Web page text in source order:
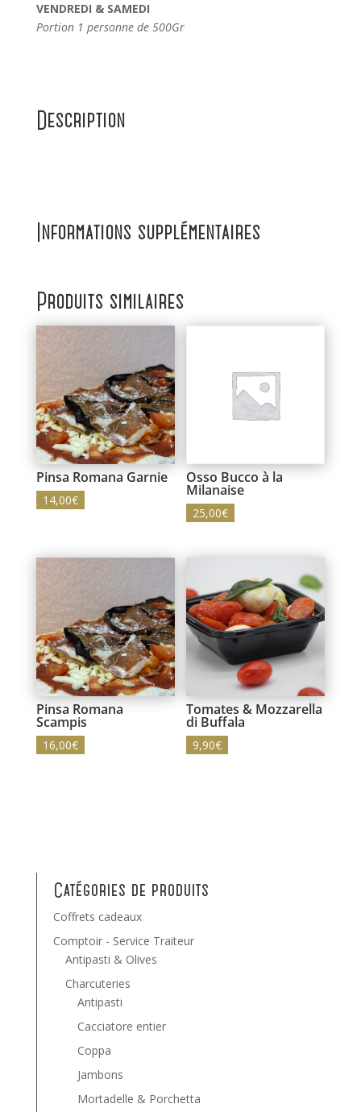
VENDREDI & SAMEDI
Portion 1 personne de 500Gr
Description
Informations supplémentaires
Produits similaires
Pinsa Romana Garnie
14,00€
Osso Bucco à la
Milanaise
25,00€
Pinsa Romana
Scampis
16,00€
Tomates & Mozzarella
di Buffala
9,90€
Catégories de produits
Coffrets cadeaux
Comptoir - Service Traiteur
Antipasti & Olives
Charcuteries
Antipasti
Cacciatore entier
Coppa
Jambons
Mortadelle & Porchetta